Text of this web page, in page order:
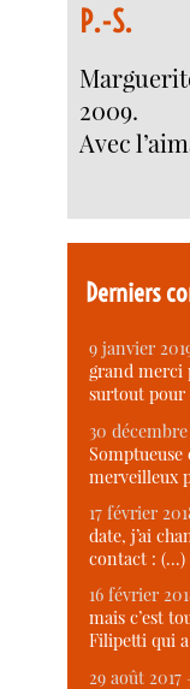
P.-S.
2009.
Avec
Derniers
9 janvier
grand merci
surtout
30
merveilleux
17 février
date, j’ai
contact : (…)
16 février
mais c’est
Filipetti qui
29 août